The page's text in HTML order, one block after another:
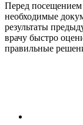
Перед посещением
необходимые
результаты
врачу быстро
правильные